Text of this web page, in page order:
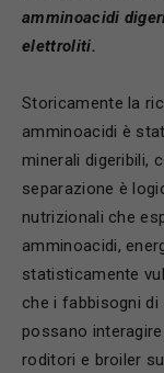
amminoacidi
elettroliti.
Storicamente la
amminoacidi è
minerali digeribili,
separazione è
nutrizionali che
amminoacidi,
statisticamente
che i fabbisogni di
possano
roditori e broiler